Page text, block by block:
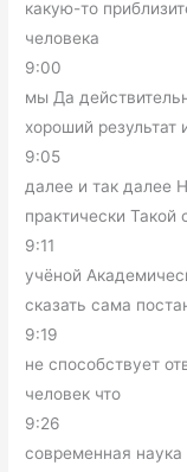
какую-то
человека
9:00
мы Да
хороший результат
9:05
далее и так далее
практически Такой
9:11
учёной
сказать сама
9:19
не способствует
человек что
9:26
современная